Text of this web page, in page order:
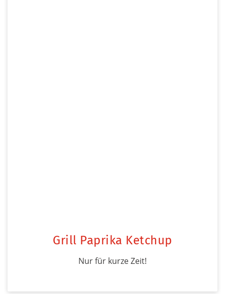
Grill Paprika Ketchup
Nur für kurze Zeit!